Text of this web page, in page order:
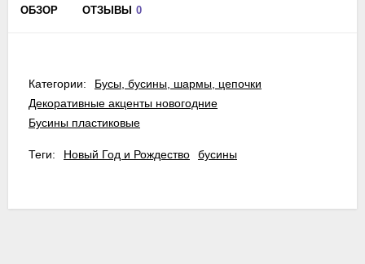
ОБЗОР ОТЗЫВЫ 0
Категории:
Бусы, бусины, шармы, цепочки
Декоративные акценты новогодние
Бусины пластиковые
Теги: Новый Год и Рождество бусины